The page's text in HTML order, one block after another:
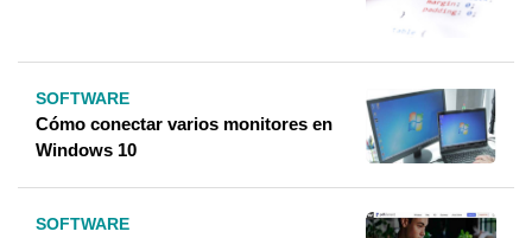
SOFTWARE
Cómo conectar varios monitores en
Windows 10
SOFTWARE